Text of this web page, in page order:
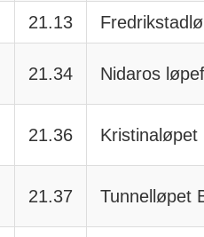
21.13
21.34 Nidaros
21.36 Kristinaløpet
21.37 Tunnelløpet